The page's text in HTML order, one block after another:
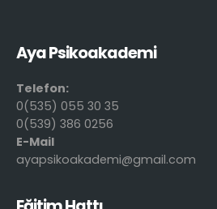
Aya Psikoakademi
Telefon:
0(535) 055 30 35
0(539) 386 0256
E-Mail
ayapsikoakademi@gmail.com